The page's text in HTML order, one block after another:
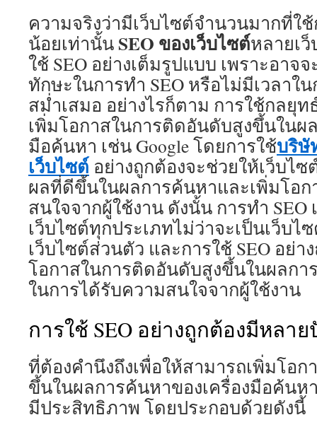
ความจริงว่ามีเว็บไซต์จำนวนมากที่ใช้
น้อยเท่านั้น SEO ของเว็บไซต์หลายเ
ใช้ SEO อย่างเต็มรูปแบบ เพราะอาจ
ทักษะในการทำ SEO หรือไม่มีเวลาใ
สม่ำเสมอ อย่างไรก็ตาม การใช้กลยุท
เพิ่มโอกาสในการติดอันดับสูงขึ้นในผ
มือค้นหา เช่น Google โดยการใช้บริษั
เว็บไซต์ อย่างถูกต้องจะช่วยให้เว็บไ
ผลที่ดีขึ้นในผลการค้นหาและเพิ่มโอก
สนใจจากผู้ใช้งาน ดังนั้น การทำ
เว็บไซต์ทุกประเภทไม่ว่าจะเป็นเว็บไ
เว็บไซต์ส่วนตัว และการใช้ SEO อย่า
โอกาสในการติดอันดับสูงขึ้นในผลกา
ในการได้รับความสนใจจากผู้ใช้งาน
การใช้ SEO อย่างถูกต้องมีหลา
ที่ต้องคำนึงถึงเพื่อให้สามารถเพิ่มโอ
ขึ้นในผลการค้นหาของเครื่องมือค้นหา
มีประสิทธิภาพ โดยประกอบด้วยดังนี้